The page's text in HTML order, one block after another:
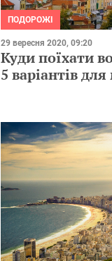
ПОДОРОЖІ
29 вересня 2020, 09:20
Куди поїхати
5 варіантів